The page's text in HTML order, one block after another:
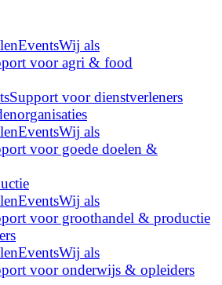
EventsWij als
voor agri & food
Support voor dienstverleners
EventsWij als
voor goede doelen &
EventsWij als
voor groothandel & productie
EventsWij als
voor onderwijs & opleiders